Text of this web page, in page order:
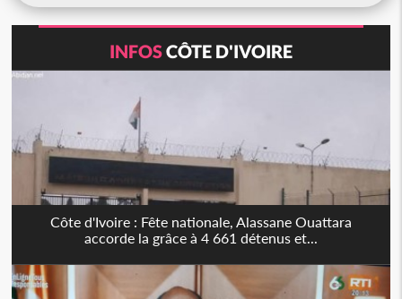
INFOSCÔTE D'IVOIRE
Côte d'Ivoire : Fête nationale, Alassane Ouattara
accorde la grâce à 4 661 détenus et...